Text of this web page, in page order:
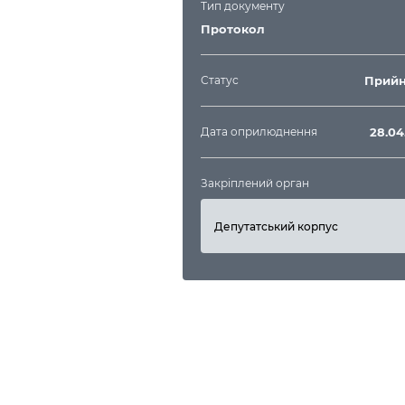
Тип документу
Протокол
Статус
Дата оприлюднення
Закріплений орган
Депутатський корпус